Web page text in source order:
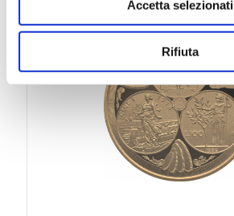
Accetta selezionati
Rifiuta